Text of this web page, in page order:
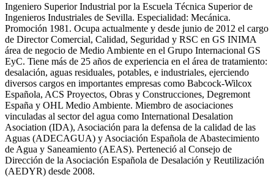
Ingeniero Superior Industrial por la Escuela Técnica Superior de
Ingenieros Industriales de Sevilla. Especialidad: Mecánica.
Promoción 1981. Ocupa actualmente y desde junio de 2012 el cargo
de Director Comercial, Calidad, Seguridad y RSC en GS INIMA
área de negocio de Medio Ambiente en el Grupo Internacional GS
EyC. Tiene más de 25 años de experiencia en el área de tratamiento:
desalación, aguas residuales, potables, e industriales, ejerciendo
diversos cargos en importantes empresas como Babcock-Wilcox
Española, ACS Proyectos, Obras y Construcciones, Degremont
España y OHL Medio Ambiente. Miembro de asociaciones
vinculadas al sector del agua como International Desalation
Asociation (IDA), Asociación para la defensa de la calidad de las
Aguas (ADECAGUA) y Asociación Española de Abastecimiento
de Agua y Saneamiento (AEAS). Perteneció al Consejo de
Dirección de la Asociación Española de Desalación y Reutilización
(AEDYR) desde 2008.